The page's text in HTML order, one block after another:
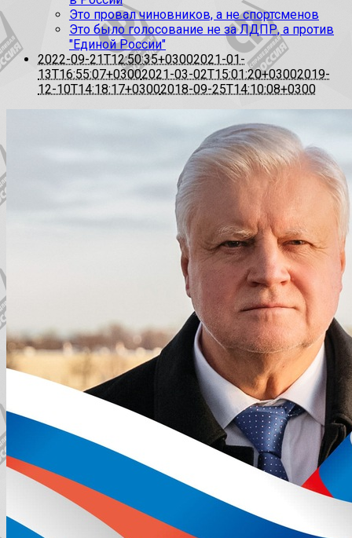
Это провал чиновников, а не спортсменов
Это было голосование не за ЛДПР, а против
"Единой России"
2022-09-21T12:50:35+03002021-01-
13T16:55:07+03002021-03-02T15:01:20+03002019-
12-10T14:18:17+03002018-09-25T14:10:08+0300